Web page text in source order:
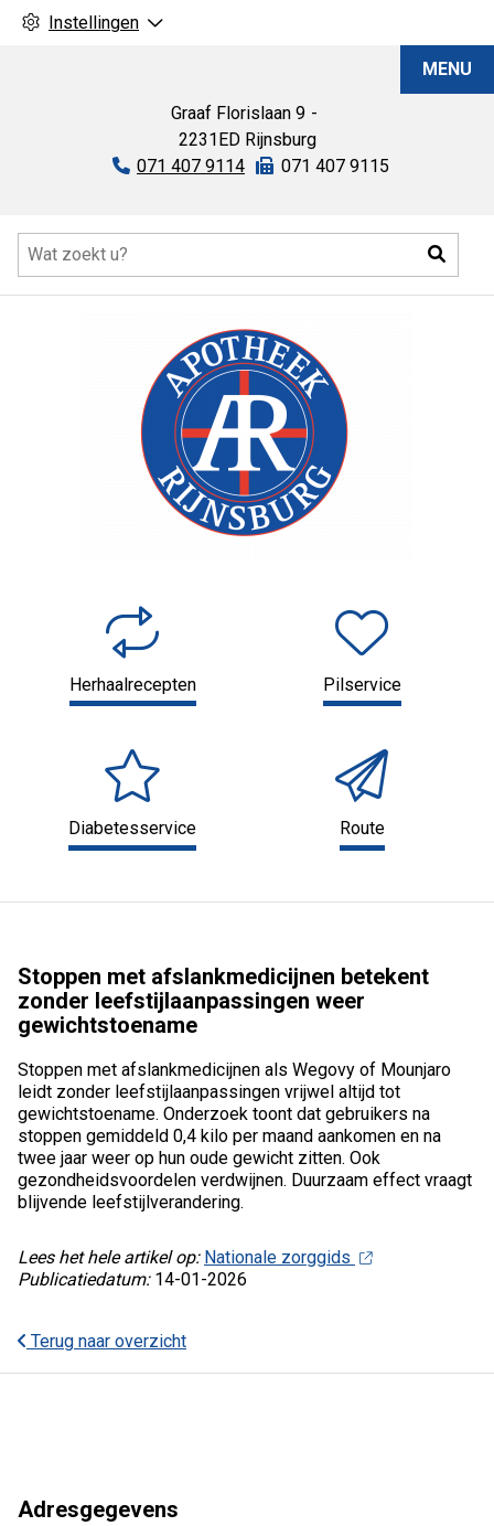
Instellingen
Graaf Florislaan 9
2231ED Rijnsburg
Tel:
071 407 9114 Fax:
071 407 9115
MENU
Herhaalrecepten Pilservice
Diabetesservice Route
Stoppen met afslankmedicijnen betekent
zonder leefstijlaanpassingen weer
gewichtstoename
Stoppen met afslankmedicijnen als Wegovy of Mounjaro
leidt zonder leefstijlaanpassingen vrijwel altijd tot
gewichtstoename. Onderzoek toont dat gebruikers na
stoppen gemiddeld 0,4 kilo per maand aankomen en na
twee jaar weer op hun oude gewicht zitten. Ook
gezondheidsvoordelen verdwijnen. Duurzaam effect vraagt
blijvende leefstijlverandering.
Lees het hele artikel op: Nationale zorggids
Publicatiedatum: 14-01-2026
Terug naar overzicht
Adresgegevens